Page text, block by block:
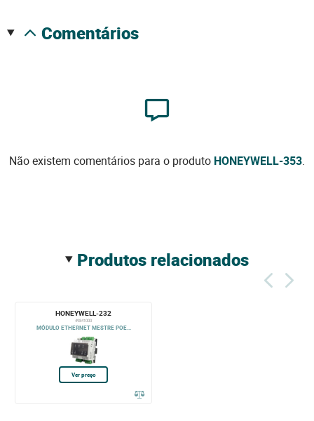
comentários
Não existem comentários para o produto HONEYWELL-353.
produtos relacionados
HONEYWELL-232
49841000
MÓDULO ETHERNET MESTRE POE...
Ver preço